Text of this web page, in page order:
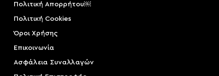
Πολιτική Απορρήτου￼
Πολιτική Cookies
Όροι Χρήσης
Επικοινωνία
Ασφάλεια Συναλλαγών